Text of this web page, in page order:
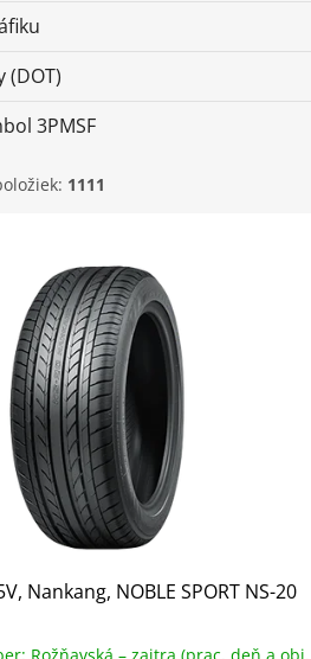
(DOT)
3PMSF
1111
Nankang, NOBLE SPORT NS-20